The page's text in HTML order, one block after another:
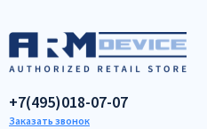
+7(495)018-07-07
Заказать звонок